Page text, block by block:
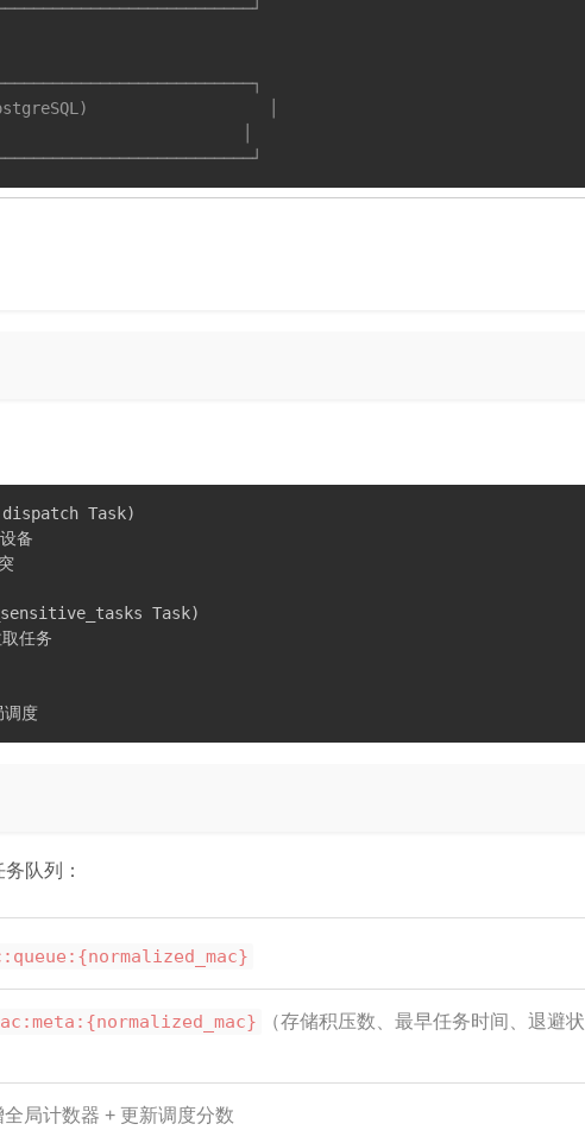
│
报表                           │
dispatch Task)
设备
Task)
任务
调度
队列：
（存储积压数、最早任务时间、退避状
全局计数器 + 更新调度分数